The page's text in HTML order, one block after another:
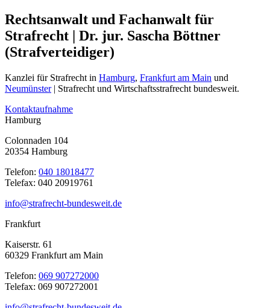
Rechtsanwalt und Fachanwalt für
Strafrecht | Dr. jur. Sascha Böttner
(Strafverteidiger)
Kanzlei für Strafrecht in Hamburg, Frankfurt am Main und
Neumünster| Strafrecht und Wirtschaftsstrafrecht bundesweit.
Kontaktaufnahme
Hamburg
Colonnaden 104
20354 Hamburg
Telefon: 040 18018477
Telefax: 040 20919761
info@strafrecht-bundesweit.de
Frankfurt
Kaiserstr. 61
60329 Frankfurt am Main
Telefon: 069 907272000
Telefax: 069 907272001